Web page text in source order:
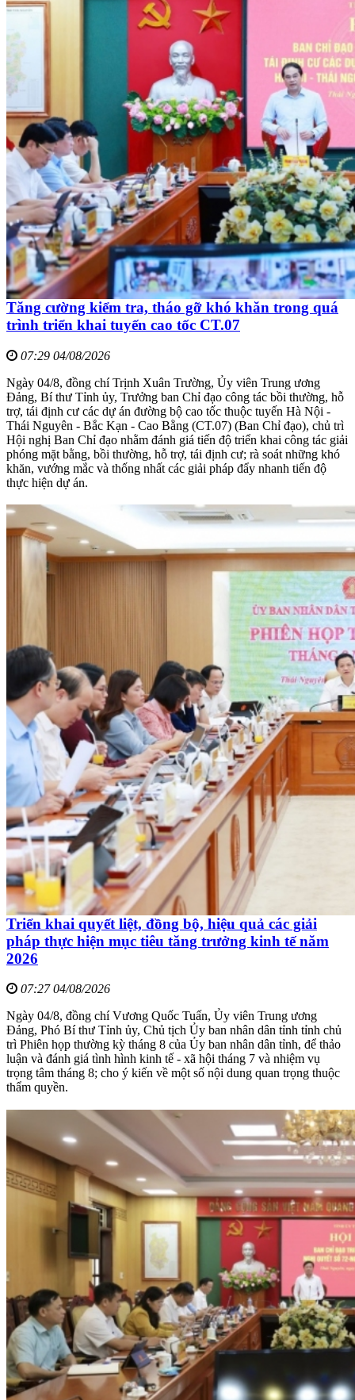
Tăng cường kiểm tra, tháo gỡ khó khăn trong quá
trình triển khai tuyến cao tốc CT.07
07:29 04/08/2026
Ngày 04/8, đồng chí Trịnh Xuân Trường, Ủy viên Trung ương
Đảng, Bí thư Tỉnh ủy, Trưởng ban Chỉ đạo công tác bồi thường, hỗ
trợ, tái định cư các dự án đường bộ cao tốc thuộc tuyến Hà Nội -
Thái Nguyên - Bắc Kạn - Cao Bằng (CT.07) (Ban Chỉ đạo), chủ trì
Hội nghị Ban Chỉ đạo nhằm đánh giá tiến độ triển khai công tác giải
phóng mặt bằng, bồi thường, hỗ trợ, tái định cư; rà soát những khó
khăn, vướng mắc và thống nhất các giải pháp đẩy nhanh tiến độ
thực hiện dự án.
Triển khai quyết liệt, đồng bộ, hiệu quả các giải
pháp thực hiện mục tiêu tăng trưởng kinh tế năm
2026
07:27 04/08/2026
Ngày 04/8, đồng chí Vương Quốc Tuấn, Ủy viên Trung ương
Đảng, Phó Bí thư Tỉnh ủy, Chủ tịch Ủy ban nhân dân tỉnh tỉnh chủ
trì Phiên họp thường kỳ tháng 8 của Ủy ban nhân dân tỉnh, để thảo
luận và đánh giá tình hình kinh tế - xã hội tháng 7 và nhiệm vụ
trọng tâm tháng 8; cho ý kiến về một số nội dung quan trọng thuộc
thẩm quyền.